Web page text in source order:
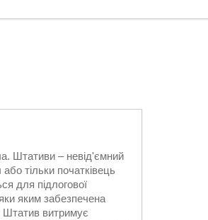
Штативи – невід'ємний
тільки початківець
для підлогової
яким забезпечена
Штатив витримує